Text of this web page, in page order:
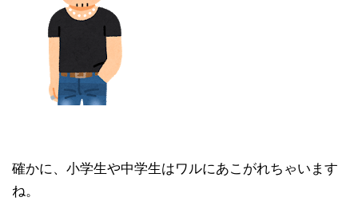
確かに、小学生や中学生はワルにあこがれちゃいます
ね。